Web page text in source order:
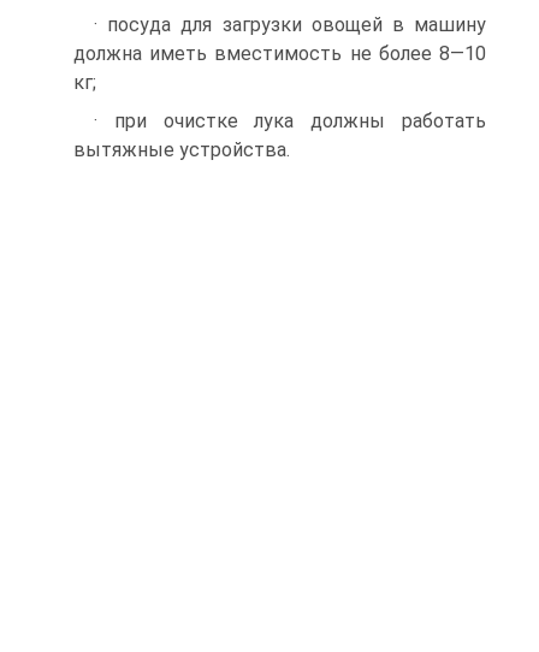
· посуда для загрузки овощей в машину
должна иметь вместимость не более 8—10
кг;
· при очистке лука должны работать
вытяжные устройства.